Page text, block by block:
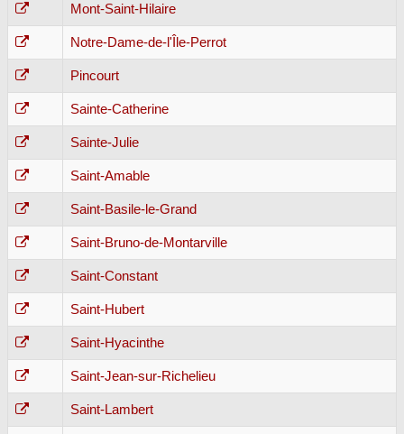
Mont-Saint-Hilaire
Notre-Dame-de-l'Île-Perrot
Pincourt
Sainte-Catherine
Sainte-Julie
Saint-Amable
Saint-Basile-le-Grand
Saint-Bruno-de-Montarville
Saint-Constant
Saint-Hubert
Saint-Hyacinthe
Saint-Jean-sur-Richelieu
Saint-Lambert